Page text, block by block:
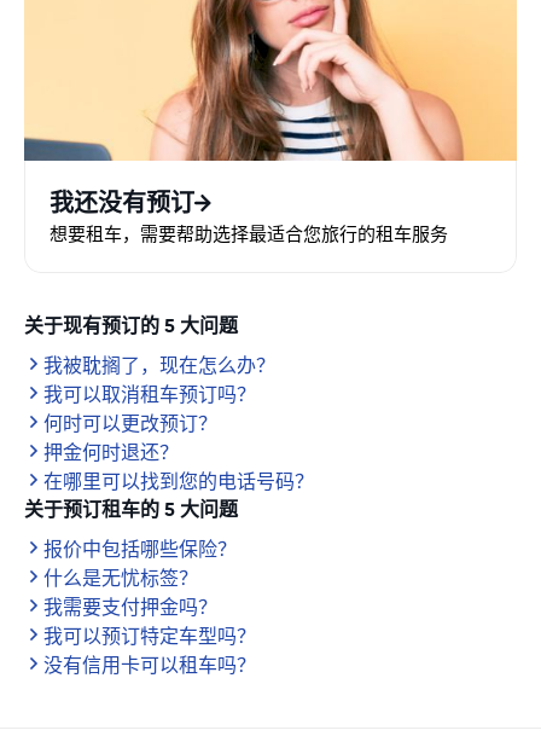
我还没有预订
想要租车，需要帮助选择最适合您旅行的租车服务
关于现有预订的 5 大问题
我被耽搁了，现在怎么办？
我可以取消租车预订吗？
何时可以更改预订？
押金何时退还？
在哪里可以找到您的电话号码？
关于预订租车的 5 大问题
报价中包括哪些保险？
什么是无忧标签？
我需要支付押金吗？
我可以预订特定车型吗？
没有信用卡可以租车吗？